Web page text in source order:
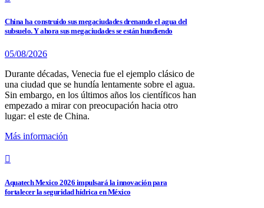
China ha construido sus megaciudades drenando el agua del
subsuelo. Y ahora sus megaciudades se están hundiendo
05/08/2026
Durante décadas, Venecia fue el ejemplo clásico de
una ciudad que se hundía lentamente sobre el agua.
Sin embargo, en los últimos años los científicos han
empezado a mirar con preocupación hacia otro
lugar: el este de China.
Más información
Aquatech Mexico 2026 impulsará la innovación para
fortalecer la seguridad hídrica en México